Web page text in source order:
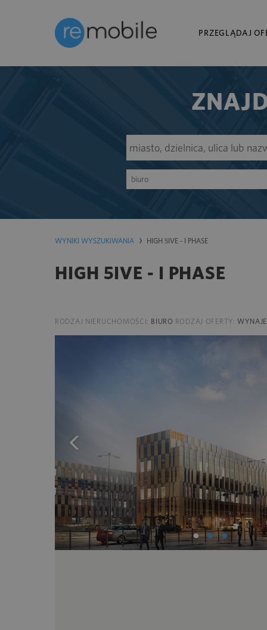
PRZEGLĄDAJ
biuro
WYNIKI WYSZUKIWANIA HIGH 5IVE - I PHASE
HIGH 5IVE - I PHASE
RODZAJ NIERUCHOMOŚCI: BIURO RODZAJ OFERTY: